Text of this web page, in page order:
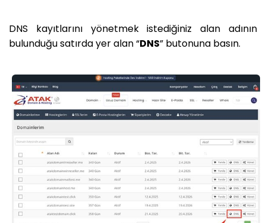
DNS kayıtlarını yönetmek istediğiniz alan adının
bulunduğu satırda yer alan “DNS” butonuna basın.